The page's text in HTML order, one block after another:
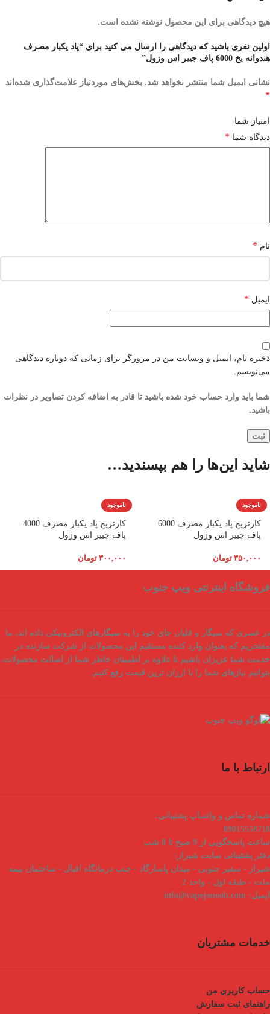
هیچ دیدگاهی برای این محصول نوشته نشده است.
اولین نفری باشید که دیدگاهی را ارسال می کنید برای “پاد یکبار مصرف
هندوانه یخ 6000 پاف جییر اس وزول”
نشانی ایمیل شما منتشر نخواهد شد. بخش‌های موردنیاز علامت‌گذاری شده‌اند
*
امتیاز شما
دیدگاه شما *
نام *
ایمیل *
ذخیره نام، ایمیل و وبسایت من در مرورگر برای زمانی که دوباره دیدگاهی
می‌نویسم.
شما باید وارد حساب خود شده باشید تا قادر به اضافه کردن تصاویر در نظرات
باشید.
شاید این‌ها را هم بپسندید…
ناموجود
کارتریج پاد یکبار مصرف 6000
پاف جییر اس وزول
۳۵۰,۰۰۰ تومان
ناموجود
کارتریج پاد یکبار مصرف 4000
پاف جییر اس وزول
۳۰۰,۰۰۰ تومان
فروشگاه اینترنتی ویپ جنوب
در عصری که سیگار و قلیان جای خود را به سیگارهای الکترونیکی داده اند، ما
مفتخریم که بعنوان وارد کننده مستقیم این محصولات از شرکت سازنده در
خدمت شما عزیزان باشیم تا علاوه بر اطمینان خاطر شما از
اصالت محصولات،
بتوانیم نیازهای شما را با ارزان ترین قیمت رفع کنیم.
ارتباط با ما
شماره تماس و واتساپ پشتیبانی:
09015558718
ساعت پاسخگویی از 9 صبح تا 8 شب
دفتر پشتیبانی سایت شیراز:
شیراز - سفیر جنوبی - میدان پاسارگاد - جنب درمانگاه اقبال - ساختمان بیمه
ملت - طبقه اول - واحد 2
ایمیل:
خدمات مشتریان
حساب کاربری من
راهنمای ثبت سفارش